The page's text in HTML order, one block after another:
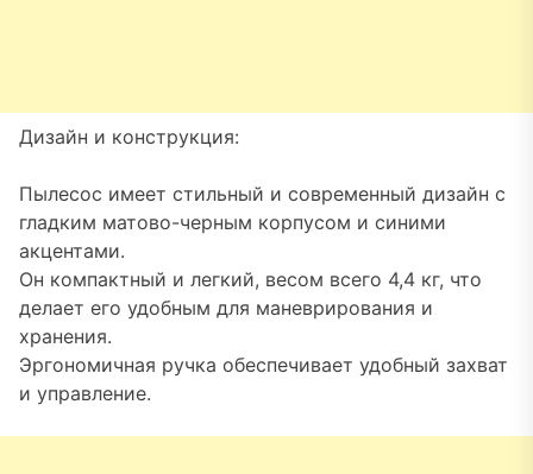
Дизайн и конструкция:
Пылесос имеет стильный и современный дизайн с
гладким матово-черным корпусом и синими
акцентами.
Он компактный и легкий, весом всего 4,4 кг, что
делает его удобным для маневрирования и
хранения.
Эргономичная ручка обеспечивает удобный захват
и управление.